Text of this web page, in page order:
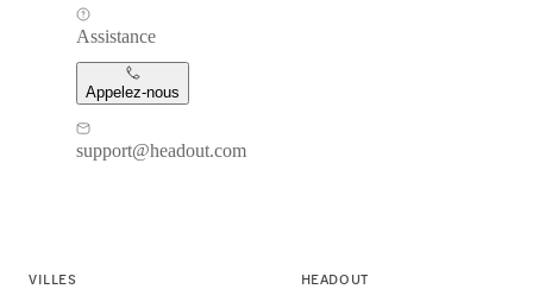
Assistance
Appelez-nous
support@headout.com
VILLES HEADOUT